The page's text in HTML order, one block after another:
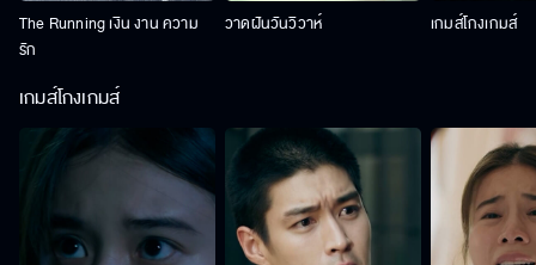
The Running เงิน งาน ความ
รัก
วาดฝันวันวิวาห์ เกมส์โกงเกมส์
เกมส์โกงเกมส์